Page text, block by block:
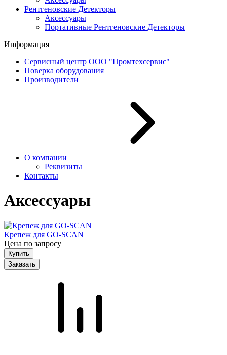
Рентгеновские Детекторы
Аксессуары
Портативные Рентгеновские Детекторы
Информация
Сервисный центр ООО "Промтехсервис"
Поверка оборудования
Производители
О компании
Реквизиты
Контакты
Аксессуары
Крепеж для GO-SCAN
Цена по запросу
Заказать